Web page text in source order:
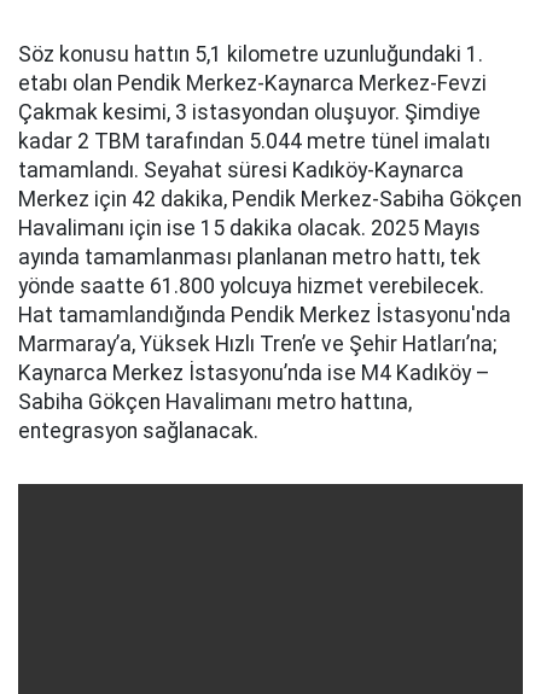
Söz konusu hattın 5,1 kilometre uzunluğundaki 1.
etabı olan Pendik Merkez-Kaynarca Merkez-Fevzi
Çakmak kesimi, 3 istasyondan oluşuyor. Şimdiye
kadar 2 TBM tarafından 5.044 metre tünel imalatı
tamamlandı. Seyahat süresi Kadıköy-Kaynarca
Merkez için 42 dakika, Pendik Merkez-Sabiha Gökçen
Havalimanı için ise 15 dakika olacak. 2025 Mayıs
ayında tamamlanması planlanan metro hattı, tek
yönde saatte 61.800 yolcuya hizmet verebilecek.
Hat tamamlandığında Pendik Merkez İstasyonu'nda
Marmaray’a, Yüksek Hızlı Tren’e ve Şehir Hatları’na;
Kaynarca Merkez İstasyonu’nda ise M4 Kadıköy –
Sabiha Gökçen Havalimanı metro hattına,
entegrasyon sağlanacak.